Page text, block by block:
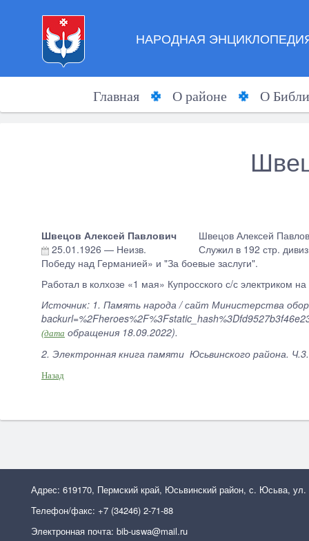
НАРОДНАЯ
Главная О районе О
Швецов Алексей Павлович
25.01.1926 — Неизв.
Швецов Алексей
Служил в 192 стр.
Победу над Германией» и "За боевые заслуги".
Работал в колхозе «1 мая» Купросского с/с электриком
Источник: 1. Память народа / сайт Министерства
(дата обращения 18.09.2022).
2. Электронная книга памяти Юсьвинского района.
Назад
Адрес: 619170, Пермский край, Юсьвинский район, с. Юсьва, ул.
Телефон/факс: +7 (34246) 2-71-88
Электронная почта: bib-uswa@mail.ru